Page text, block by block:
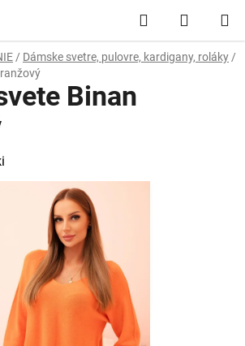
Hľadať
KOŠÍK
/ Dámske svetre, pulovre, kardigany, roláky /
Binan